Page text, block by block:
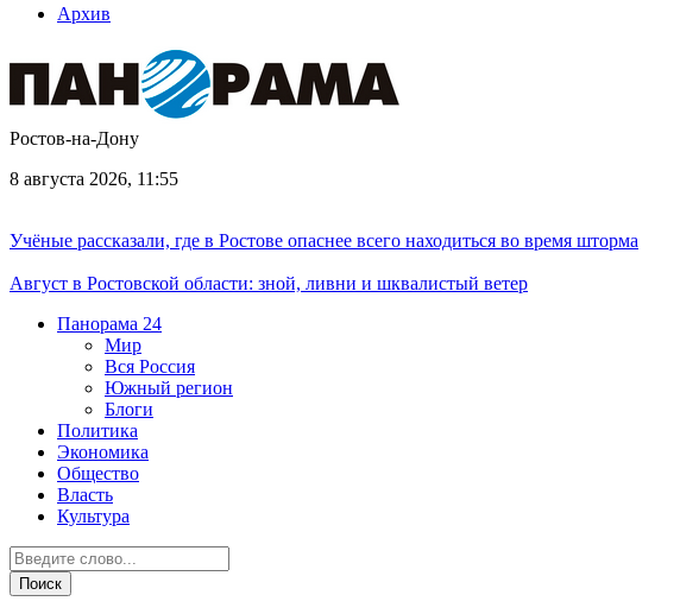
Архив
Ростов-на-Дону
8 августа 2026, 11:55
Учёные рассказали, где в Ростове опаснее всего находиться во время шторма
Август в Ростовской области: зной, ливни и шквалистый ветер
Панорама 24
Мир
Вся Россия
Южный регион
Блоги
Политика
Экономика
Общество
Власть
Культура